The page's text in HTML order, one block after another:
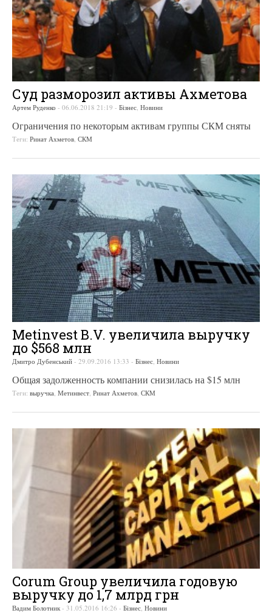
Суд разморозил активы Ахметова
Артем Руденко - 06.06.2018 21:19 - Бізнес Новини
Ограничения по некоторым активам группы СКМ сняты
Теги: Ринат Ахметов СКМ
Metinvest B.V. увеличила выручку
до $568 млн
Дмитро Дубенський - 29.09.2016 13:33 - Бізнес, Новини
Общая задолженность компании снизилась на $15 млн
Теги: выручка, Метинвест, Ринат Ахметов, СКМ
Corum Group увеличила годовую
выручку до 1,7 млрд грн
Вадим Болотник - 31.05.2016 16:26 - Бізнес Новини